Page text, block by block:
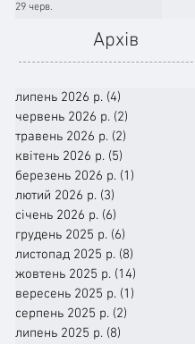
29 черв.
Архів
липень 2026 р. (4)
червень 2026 р. (2)
травень 2026 р. (2)
квітень 2026 р. (5)
березень 2026 р. (1)
лютий 2026 р. (3)
січень 2026 р. (6)
грудень 2025 р. (6)
листопад 2025 р. (8)
жовтень 2025 р. (14)
вересень 2025 р. (1)
серпень 2025 р. (2)
липень 2025 р. (8)